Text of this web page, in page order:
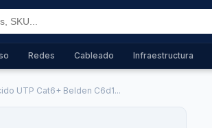
Redes Cableado Infraestructura
UTP Cat6+ Belden C6d1...